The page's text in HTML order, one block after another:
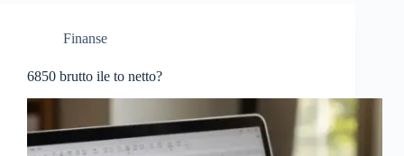
Finanse
6850 brutto ile to netto?